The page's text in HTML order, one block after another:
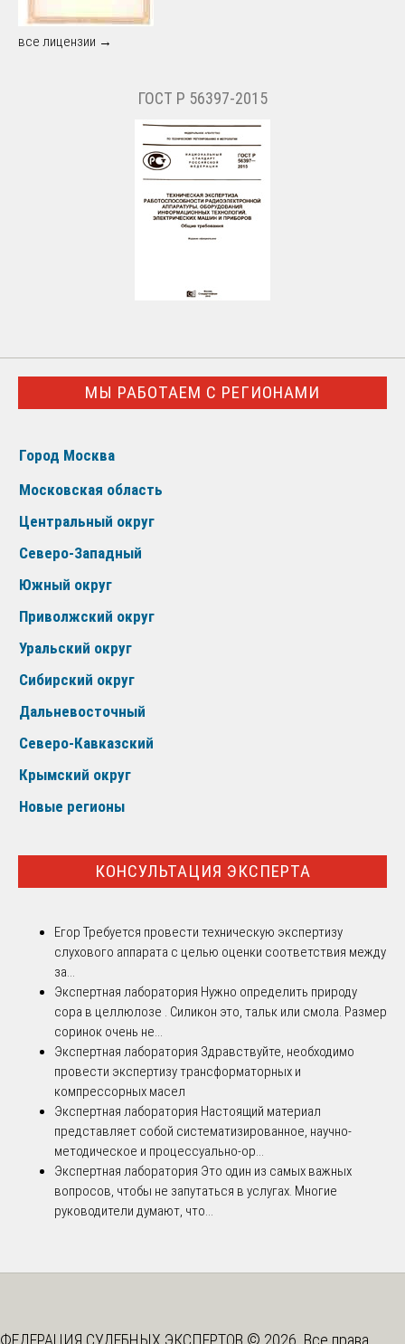
все лицензии →
ГОСТ Р 56397-2015
МЫ РАБОТАЕМ С РЕГИОНАМИ
Город Москва
Московская область
Центральный округ
Северо-Западный
Южный округ
Приволжский округ
Уральский округ
Сибирский округ
Дальневосточный
Северо-Кавказский
Крымский округ
Новые регионы
КОНСУЛЬТАЦИЯ ЭКСПЕРТА
Егор Требуется провести техническую экспертизу
слухового аппарата с целью оценки соответствия между
за...
Экспертная лаборатория Нужно определить природу
сора в целлюлозе . Силикон это, тальк или смола. Размер
соринок очень не...
Экспертная лаборатория Здравствуйте, необходимо
провести экспертизу трансформаторных и
компрессорных масел
Экспертная лаборатория Настоящий материал
представляет собой систематизированное, научно-
методическое и процессуально-ор...
Экспертная лаборатория Это один из самых важных
вопросов, чтобы не запутаться в услугах. Многие
руководители думают, что...
ФЕДЕРАЦИЯ СУДЕБНЫХ ЭКСПЕРТОВ © 2026. Все права